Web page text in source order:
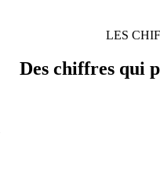
LES
Des chiffres qui